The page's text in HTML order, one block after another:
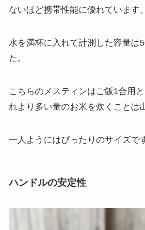
ないほど携帯性能に優れています。
水を満杯に入れて計測した容量は
た。
こちらのメスティンはご飯1合用
れより多い量のお米を炊くことは
一人ようにはぴったりのサイズで
ハンドルの安定性